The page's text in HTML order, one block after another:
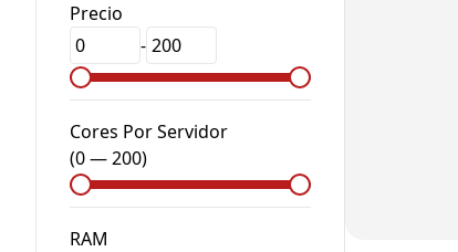
Precio
-
Cores Por Servidor
(0—200)
RAM